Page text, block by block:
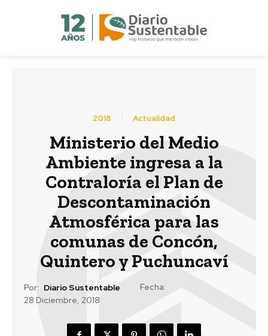
2018 Actualidad
Ministerio del Medio
Ambiente ingresa a la
Contraloría el Plan de
Descontaminación
Atmosférica para las
comunas de Concón,
Quintero y Puchuncaví
Por: Diario Sustentable
Fecha:
28 Diciembre, 2018